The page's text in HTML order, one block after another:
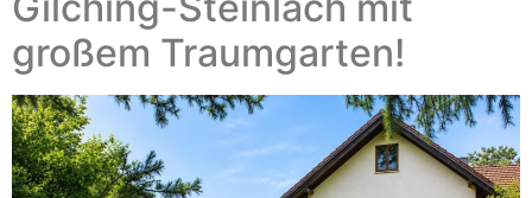
großem Traumgarten!